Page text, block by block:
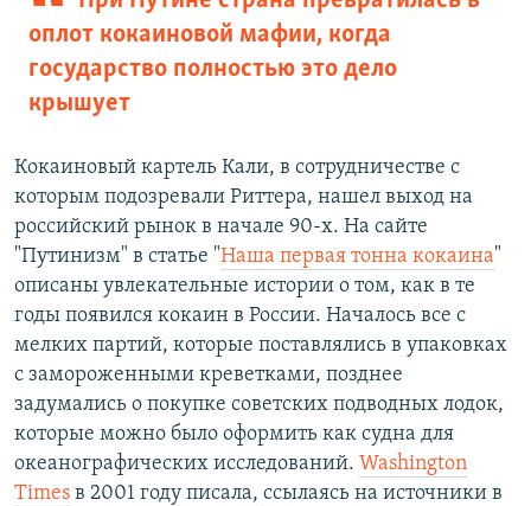
оплот кокаиновой мафии, когда
государство полностью это дело
крышует
Кокаиновый картель Кали, в сотрудничестве с
которым подозревали Риттера, нашел выход на
российский рынок в начале 90-х. На сайте
"Путинизм" в статье "Наша первая тонна кокаина"
описаны увлекательные истории о том, как в те
годы появился кокаин в России. Началось все с
мелких партий, которые поставлялись в упаковках
с замороженными креветками, позднее
задумались о покупке советских подводных лодок,
которые можно было оформить как судна для
океанографических исследований. Washington
Times в 2001 году писала, ссылаясь на источники в